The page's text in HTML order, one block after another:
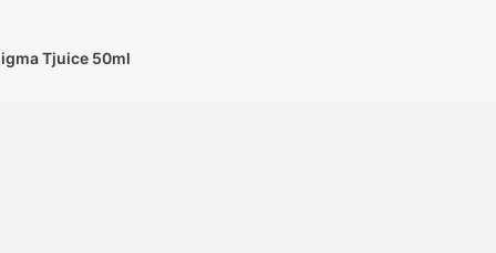
Tjuice 50ml